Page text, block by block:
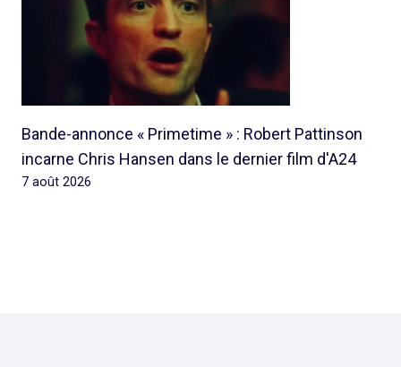
Bande-annonce « Primetime » : Robert Pattinson
incarne Chris Hansen dans le dernier film d'A24
7 août 2026